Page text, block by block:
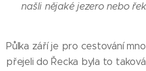
našli nějaké jezero nebo
Půlka září je pro cestování
přejeli do Řecka byla to